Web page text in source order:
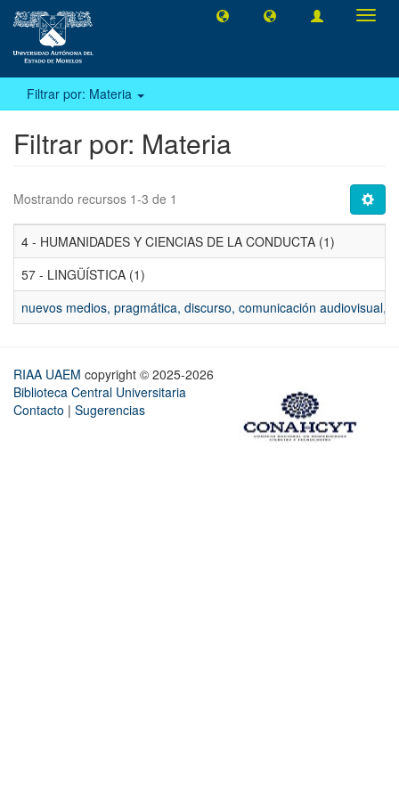
Filtrar por: Materia
Filtrar por: Materia
Mostrando recursos 1-3 de 1
4 - HUMANIDADES Y CIENCIAS DE LA CONDUCTA (1)
57 - LINGÜÍSTICA (1)
nuevos medios, pragmática, discurso, comunicación audiovisual,
RIAA UAEM copyright © 2025-2026
Biblioteca Central Universitaria
Contacto | Sugerencias